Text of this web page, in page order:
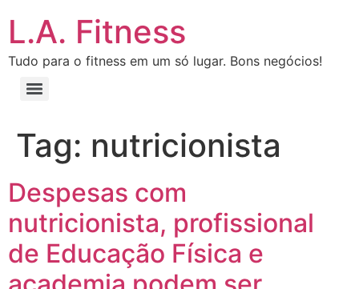
L.A. Fitness
Tudo para o fitness em um só lugar. Bons negócios!
Tag: nutricionista
Despesas com
nutricionista, profissional
de Educação Física e